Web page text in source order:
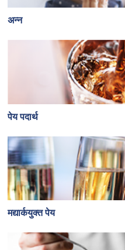
अन्न
पेय पदार्थ
मद्यार्कयुक्त पेय